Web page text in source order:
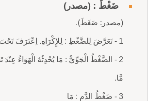
ضَغْطٌ : (مصدر)
(مصدر: ضَغَطَ).
1 - تَعَرَّضَ لِلضَّغْطِ : لِلإِكْرَاهِ. اِعْتَرَفَ تَحْتَ الضَّغْطِ.
2 - الضَّغْطُ الْجَوِّيُّ : مَا يُحْدِثُهُ الْهَوَاءُ
مَّا.
3 - ضَغْطُ الدَّمِ : مَا